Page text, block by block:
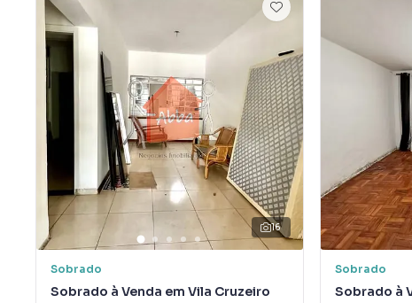
16
Sobrado
Sobrado à Venda em Vila Cruzeiro
Sobrado
Sobrado à